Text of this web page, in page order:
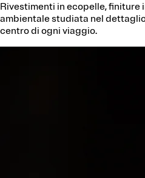
Rivestimenti in ecopelle, finiture
ambientale studiata nel
centro di ogni viaggio.